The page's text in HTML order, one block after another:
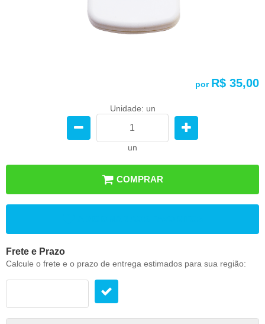
por R$ 35,00
Unidade: un
un
COMPRAR
Frete e Prazo
Calcule o frete e o prazo de entrega estimados para sua região: